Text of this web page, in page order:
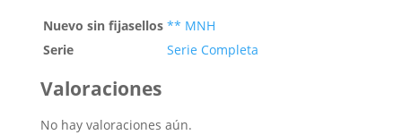
Nuevo sin fijasellos ** MNH
Serie
Serie Completa
Valoraciones
No hay valoraciones aún.